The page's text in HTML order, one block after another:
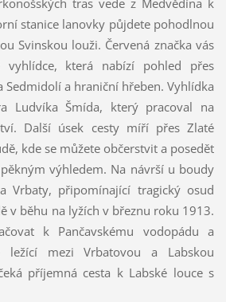
stanice lanovky půjdete pohodlnou
Svinskou louži. Červená značka vás
vyhlídce, která nabízí pohled přes
Sedmidolí a hraniční hřeben. Vyhlídka
Ludvíka Šmída, který pracoval na
Další úsek cesty míří přes Zlaté
kde se můžete občerstvit a posedět
výhledem. Na návrší u boudy
Vrbaty, připomínající tragický osud
v běhu na lyžích v březnu roku 1913.
k Pančavskému vodopádu a
ležící mezi Vrbatovou a Labskou
příjemná cesta k Labské louce s